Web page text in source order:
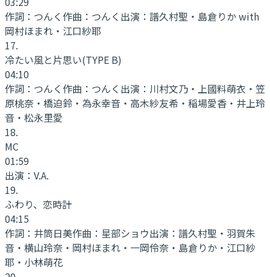
作詞： つんく作曲： つんく 出演： 譜久村聖・島倉りか with
岡村ほまれ・江口紗耶
17.
冷たい風と片思い(TYPE B)
04:10
作詞： つんく作曲： つんく 出演： 川村文乃・上國料萌衣・笠
原桃奈・橋迫鈴・為永幸音・高木紗友希・稲場愛香・井上玲
音・松永里愛
18.
MC
01:59
出演： V.A.
19.
ふわり、恋時計
04:15
作詞： 井筒日美作曲： 星部ショウ出演： 譜久村聖・羽賀朱
音・横山玲奈・岡村ほまれ・一岡伶奈・島倉りか・江口紗
耶・小林萌花